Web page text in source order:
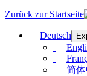
Zurück zur Startseite
Deutsch
简